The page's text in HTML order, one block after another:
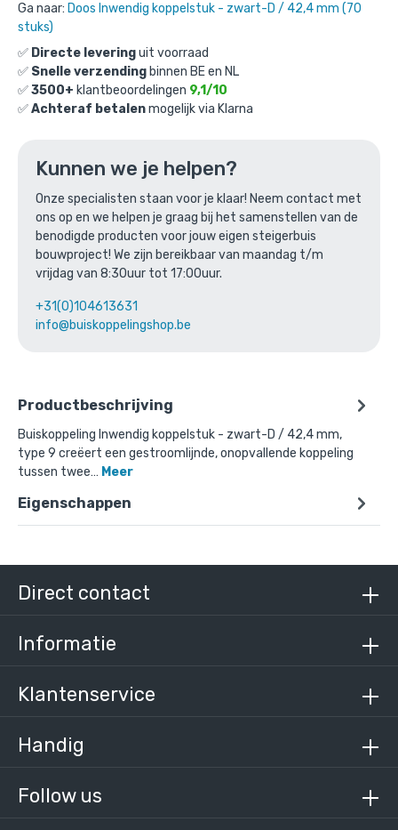
Ga naar: Doos Inwendig koppelstuk - zwart-D / 42,4 mm (70
stuks)
✅ Directe leveringuit voorraad
✅ Snelle verzending binnen BE en NL
✅3500+ klantbeoordelingen 9,1/10
✅Achteraf betalenmogelijk via Klarna
Kunnen we je helpen?
Onze specialisten staan voor je klaar! Neem contact met
ons op en we helpen je graag bij het samenstellen van de
benodigde producten voor jouw eigen steigerbuis
bouwproject! We zijn bereikbaar van maandag t/m
vrijdag van 8:30uur tot 17:00uur.
+31(0)104613631
info@buiskoppelingshop.be
Productbeschrijving
Buiskoppeling Inwendig koppelstuk - zwart-D / 42,4 mm,
type 9 creëert een gestroomlijnde, onopvallende koppeling
tussen twee… Meer
Eigenschappen
€10,25
€ 8,47 excl. BTW
Ga naar winkelmandje
Bovenstaande product wordt vaak
gecombineerd met:
Doos Inwendig koppelstuk - zwart-D / 42,4 mm
(70 stuks)
€ 562,45 excl. BTW
Follow us
Direct contact
Informatie
Klantenservice
Handig